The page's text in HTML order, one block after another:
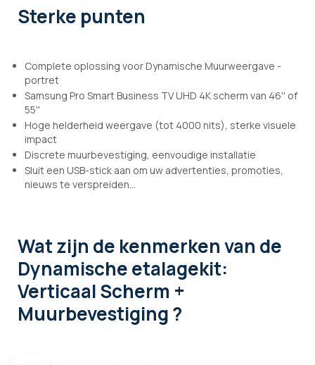
Sterke punten
Complete oplossing voor Dynamische Muurweergave -
portret
Samsung Pro Smart Business TV UHD 4K scherm van 46'' of
55''
Hoge helderheid weergave (tot 4000 nits), sterke visuele
impact
Discrete muurbevestiging, eenvoudige installatie
Sluit een USB-stick aan om uw advertenties, promoties,
nieuws te verspreiden...
Wat zijn de kenmerkenvan de
Dynamische etalagekit:
Verticaal Scherm +
Muurbevestiging ?